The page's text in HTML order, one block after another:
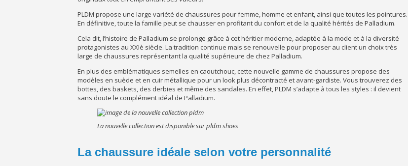
PLDM propose une large variété de chaussures pour femme, homme et enfant, ainsi que toutes les pointures.
En définitive, toute la famille peut se chausser en profitant du confort et de la qualité hérités de Palladium.
Cela dit, l’histoire de Palladium se prolonge grâce à cet héritier moderne, adaptée à la mode et à la diversité
protagonistes au XXIè siècle. La tradition continue mais se renouvelle pour proposer au client un choix très
large de chaussures représentant la qualité supérieure de chez Palladium.
En plus des emblématiques semelles en caoutchouc, cette nouvelle gamme de chaussures propose des
modèles en suède et en cuir métallique pour un look plus décontracté et avant-gardiste. Vous trouverez des
bottes, des baskets, des derbies et même des sandales. En effet, PLDM s’adapte à tous les styles : il devient
sans doute le complément idéal de Palladium.
La nouvelle collection est disponible sur pldm shoes
La chaussure idéale selon votre personnalité